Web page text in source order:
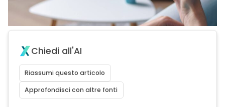
Chiedi all'AI
Riassumi questo articolo
Approfondisci con altre fonti